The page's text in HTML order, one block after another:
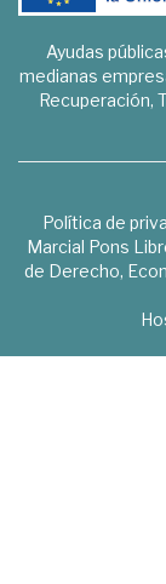
Ayudas
medianas
Recuperación,
Política de
Marcial Pons
de Derecho,